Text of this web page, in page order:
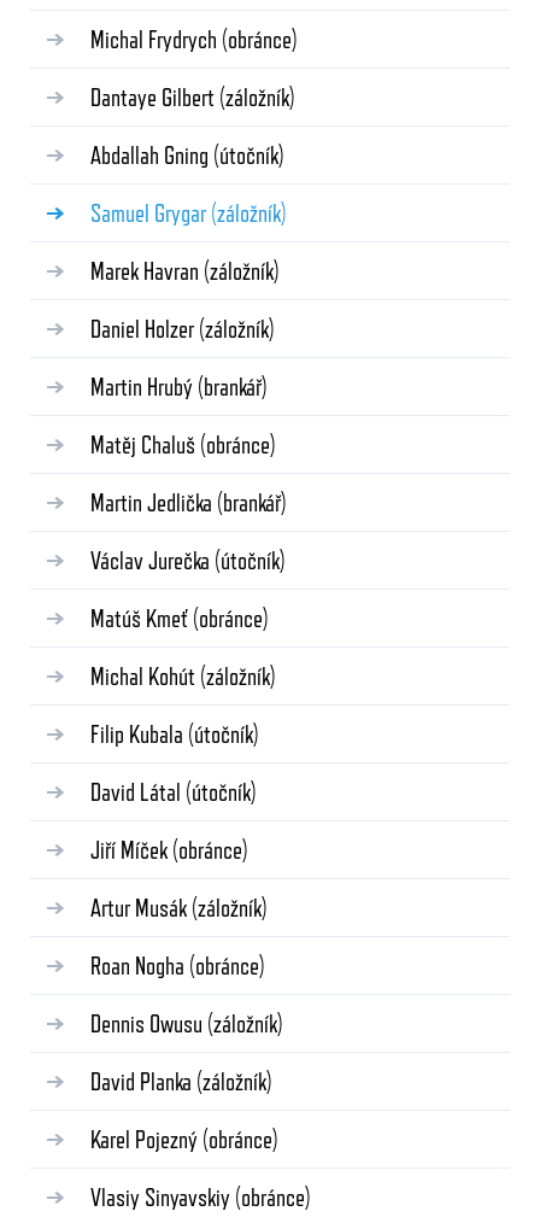
Michal Frydrych (obránce)
Dantaye Gilbert (záložník)
Abdallah Gning (útočník)
Samuel Grygar (záložník)
Marek Havran (záložník)
Daniel Holzer (záložník)
Martin Hrubý (brankář)
Matěj Chaluš (obránce)
Martin Jedlička (brankář)
Václav Jurečka (útočník)
Matúš Kmeť (obránce)
Michal Kohút (záložník)
Filip Kubala (útočník)
David Látal (útočník)
Jiří Míček (obránce)
Artur Musák (záložník)
Roan Nogha (obránce)
Dennis Owusu (záložník)
David Planka (záložník)
Karel Pojezný (obránce)
Vlasiy Sinyavskiy (obránce)